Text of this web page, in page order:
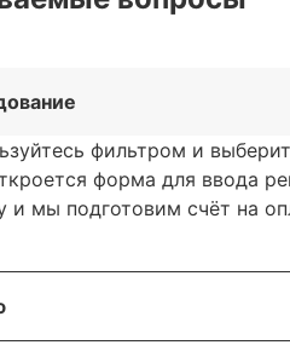
фильтром и
форма для ввода
и мы подготовим счёт на